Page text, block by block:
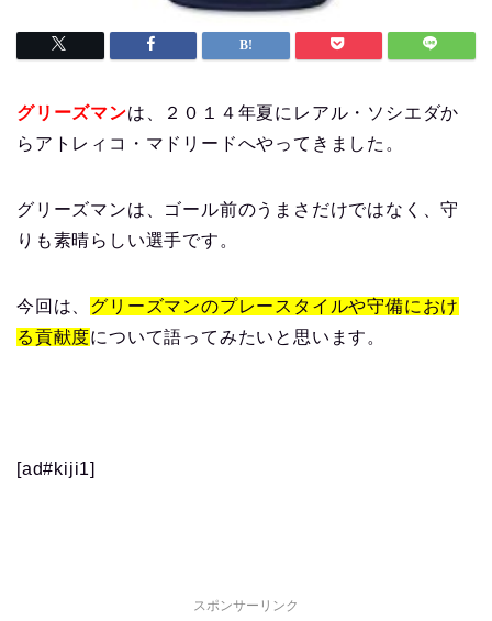
グリーズマンは、２０１４年夏にレアル・ソシエダか
らアトレィコ・マドリードへやってきました。
グリーズマンは、ゴール前のうまさだけではなく、守
りも素晴らしい選手です。
今回は、 グリーズマンのプレースタイルや守備におけ
る貢献度について語ってみたいと思います。
[ad#kiji1]
スポンサーリンク